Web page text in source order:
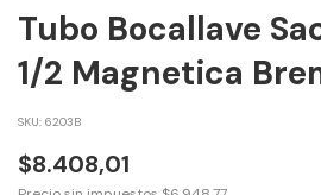
Tubo Bocallave
1/2 Magnetica
SKU: 6203B
$8.408,01